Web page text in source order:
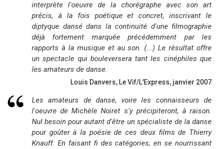
interprète l'oeuvre de la chorégraphe avec son art
précis, à la fois poétique et concret, inscrivant le
diptyque dansé dans la continuité d'une filmographie
déjà fortement marquée précédemment par les
rapports à la musique et au son. (...) Le résultat offre
un spectacle qui bouleversera tant les cinéphiles que
les amateurs de danse.
Louis Danvers, Le Vif/L'Express, janvier 2007
Les amateurs de danse, voire les connaisseurs de
l'oeuvre de Michèle Noiret s'y précipiteront, à raison.
Nul besoin pour autant d'être un spécialiste de la danse
pour goûter à la poésie de ces deux films de Thierry
Knauff. En faisant fi des catégories, en se nourrissant